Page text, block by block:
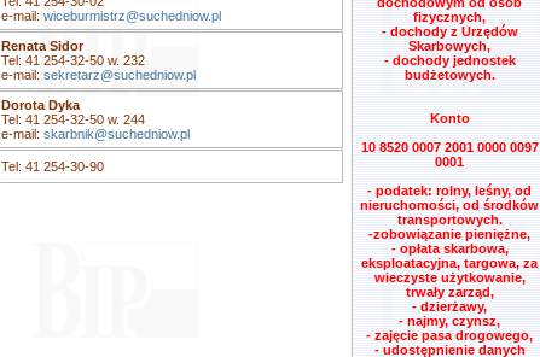
e-mail: wiceburmistrz@suchedniow.pl
Renata Sidor
Tel: 41 254-32-50 w. 232
e-mail: sekretarz@suchedniow.pl
Dorota Dyka
Tel: 41 254-32-50 w. 244
e-mail: skarbnik@suchedniow.pl
Tel: 41 254-30-90
fizycznych,
- dochody z Urzędów
Skarbowych,
- dochody jednostek
budżetowych.
Konto
10 8520 0007 2001 0000 0097
0001
- podatek: rolny, leśny, od
nieruchomości, od środków
transportowych.
-zobowiązanie pieniężne,
- opłata skarbowa,
eksploatacyjna, targowa, za
wieczyste użytkowanie,
trwały zarząd,
- dzierżawy,
- najmy, czynsz,
- zajęcie pasa drogowego,
- udostępnienie danych